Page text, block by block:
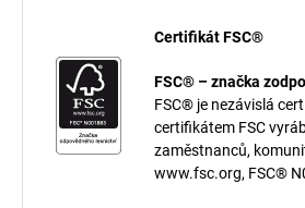
Certifikát FSC®
FSC® – značka
FSC® je nezávislá
certifikátem FSC
zaměstnanců,
www.fsc.org, FSC®